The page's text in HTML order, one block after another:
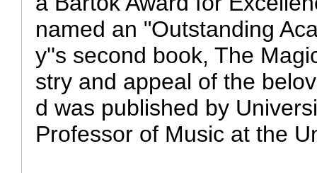
named an "Outstanding
y''s second book, The
stry and appeal of the
d was published by
Professor of Music at the